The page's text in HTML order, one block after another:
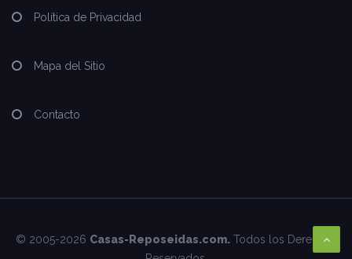
Política de Privacidad
Mapa del Sitio
Contacto
© 2005-2026 Casas-Reposeidas.com.Todos los Derechos